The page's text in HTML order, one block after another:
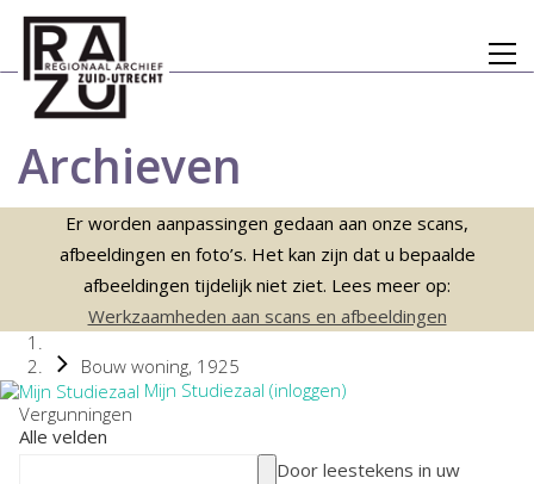
Archieven
Er worden aanpassingen gedaan aan onze scans,
afbeeldingen en foto’s. Het kan zijn dat u bepaalde
afbeeldingen tijdelijk niet ziet. Lees meer op:
Werkzaamheden aan scans en afbeeldingen
Bouw woning, 1925
Mijn Studiezaal (inloggen)
Vergunningen
Alle velden
Door leestekens in uw